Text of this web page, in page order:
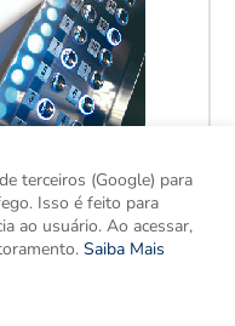
terceiros (Google) para
Isso é feito para
ao usuário. Ao acessar,
Saiba Mais